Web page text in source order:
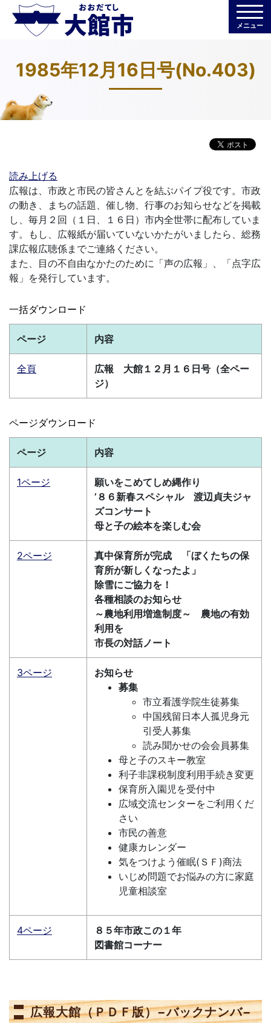
メニュー
1985年12月16日号(No.403)
読み上げる
広報は、市政と市民の皆さんとを結ぶパイプ役です。市政
の動き、まちの話題、催し物、行事のお知らせなどを掲載
し、毎月２回（１日、１６日）市内全世帯に配布していま
す。もし、広報紙が届いていないかたがいましたら、総務
課広報広聴係までご連絡ください。
また、目の不自由なかたのために「声の広報」、「点字広
報」を発行しています。
一括ダウンロード
ページ 内容
全頁
広報 大館１２月１６日号（全ペー
ジ）
ページダウンロード
ページ 内容
1ページ
願いをこめてしめ縄作り
’８６新春スペシャル 渡辺貞夫ジャ
ズコンサート
母と子の絵本を楽しむ会
2ページ
真中保育所が完成 「ぼくたちの保
育所が新しくなったよ」
除雪にご協力を！
各種相談のお知らせ
～農地利用増進制度～ 農地の有効
利用を
市長の対話ノート
3ページ
お知らせ
募集
市立看護学院生徒募集
中国残留日本人孤児身元
引受人募集
読み聞かせの会会員募集
母と子のスキー教室
利子非課税制度利用手続き変更
保育所入園児を受付中
広域交流センターをご利用くだ
さい
市民の善意
健康カレンダー
気をつけよう催眠(ＳＦ)商法
いじめ問題でお悩みの方に家庭
児童相談室
4ページ
８５年市政この１年
図書館コーナー
広報大館（ＰＤＦ版）−バックナンバ−